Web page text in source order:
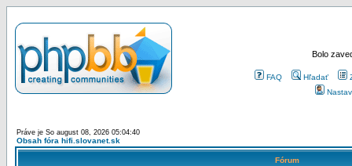
Bolo
FAQ Hľadať
Práve je So august 08, 2026 05:04:40
Obsah fóra hifi.slovanet.sk
Fórum